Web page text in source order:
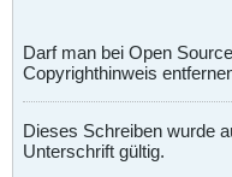
Darf man bei Open
Copyrighthinweis
Dieses Schreiben wurde
Unterschrift gültig.